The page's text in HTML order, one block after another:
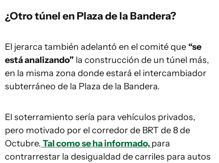
¿Otro túnel en Plaza de la Bandera?
El jerarca también adelantó en el comité que “se
está analizando” la construcción de un túnel más,
en la misma zona donde estará el intercambiador
subterráneo de la Plaza de la Bandera.
El soterramiento sería para vehículos privados,
pero motivado por el corredor de BRT de 8 de
Octubre.Tal como se ha informado, para
contrarrestar la desigualdad de carriles para autos